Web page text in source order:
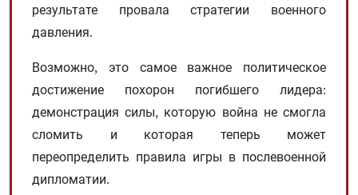
результате провала стратегии военного
давления.
Возможно, это самое важное политическое
достижение похорон погибшего лидера:
демонстрация силы, которую война не смогла
сломить и которая теперь может
переопределить правила игры в послевоенной
дипломатии.